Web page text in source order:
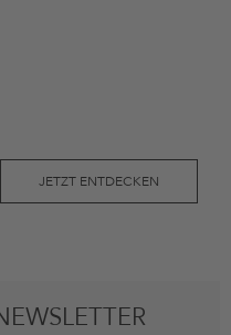
JETZT ENTDECKEN